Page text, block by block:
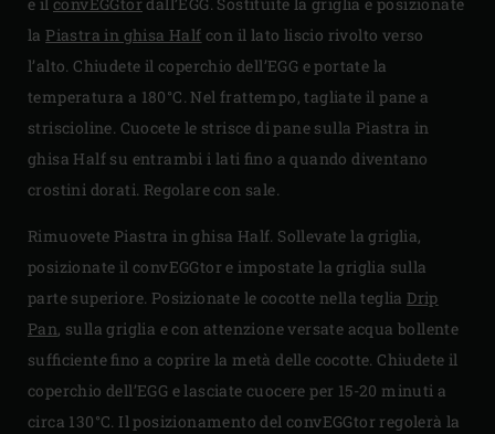
laPiastra in ghisa Half con il lato liscio rivolto verso
l’alto. Chiudete il coperchio dell’EGG e portate la
temperatura a 180°C. Nel frattempo, tagliate il pane a
striscioline. Cuocete le strisce di pane sulla Piastra in
ghisa Half su entrambi i lati fino a quando diventano
crostini dorati. Regolare con sale.
Rimuovete Piastra in ghisa Half. Sollevate la griglia,
posizionate il convEGGtor e impostate la griglia sulla
parte superiore. Posizionate le cocotte nella tegliaDrip
Pan, sulla griglia e con attenzione versate acqua bollente
sufficiente fino a coprire la metà delle cocotte. Chiudete il
coperchio dell’EGG e lasciate cuocere per 15-20 minuti a
circa 130°C. Il posizionamento del convEGGtor regolerà la